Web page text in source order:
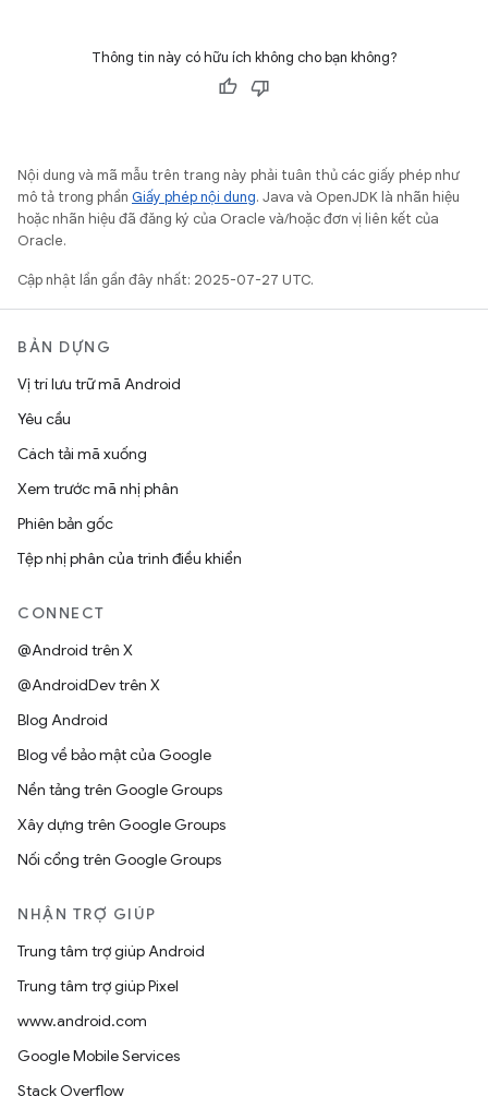
Thông tin này có hữu ích không cho bạn không?
Nội dung và mã mẫu trên trang này phải tuân thủ các giấy phép như
mô tả trong phần Giấy phép nội dung. Java và OpenJDK là nhãn hiệu
hoặc nhãn hiệu đã đăng ký của Oracle và/hoặc đơn vị liên kết của
Oracle.
Cập nhật lần gần đây nhất: 2025-07-27 UTC.
BẢN DỰNG
Vị trí lưu trữ mã Android
Yêu cầu
Cách tải mã xuống
Xem trước mã nhị phân
Phiên bản gốc
Tệp nhị phân của trình điều khiển
CONNECT
@Android trên X
@AndroidDev trên X
Blog Android
Blog về bảo mật của Google
Nền tảng trên Google Groups
Xây dựng trên Google Groups
Nối cổng trên Google Groups
NHẬN TRỢ GIÚP
Trung tâm trợ giúp Android
Trung tâm trợ giúp Pixel
www.android.com
Google Mobile Services
Stack Overflow